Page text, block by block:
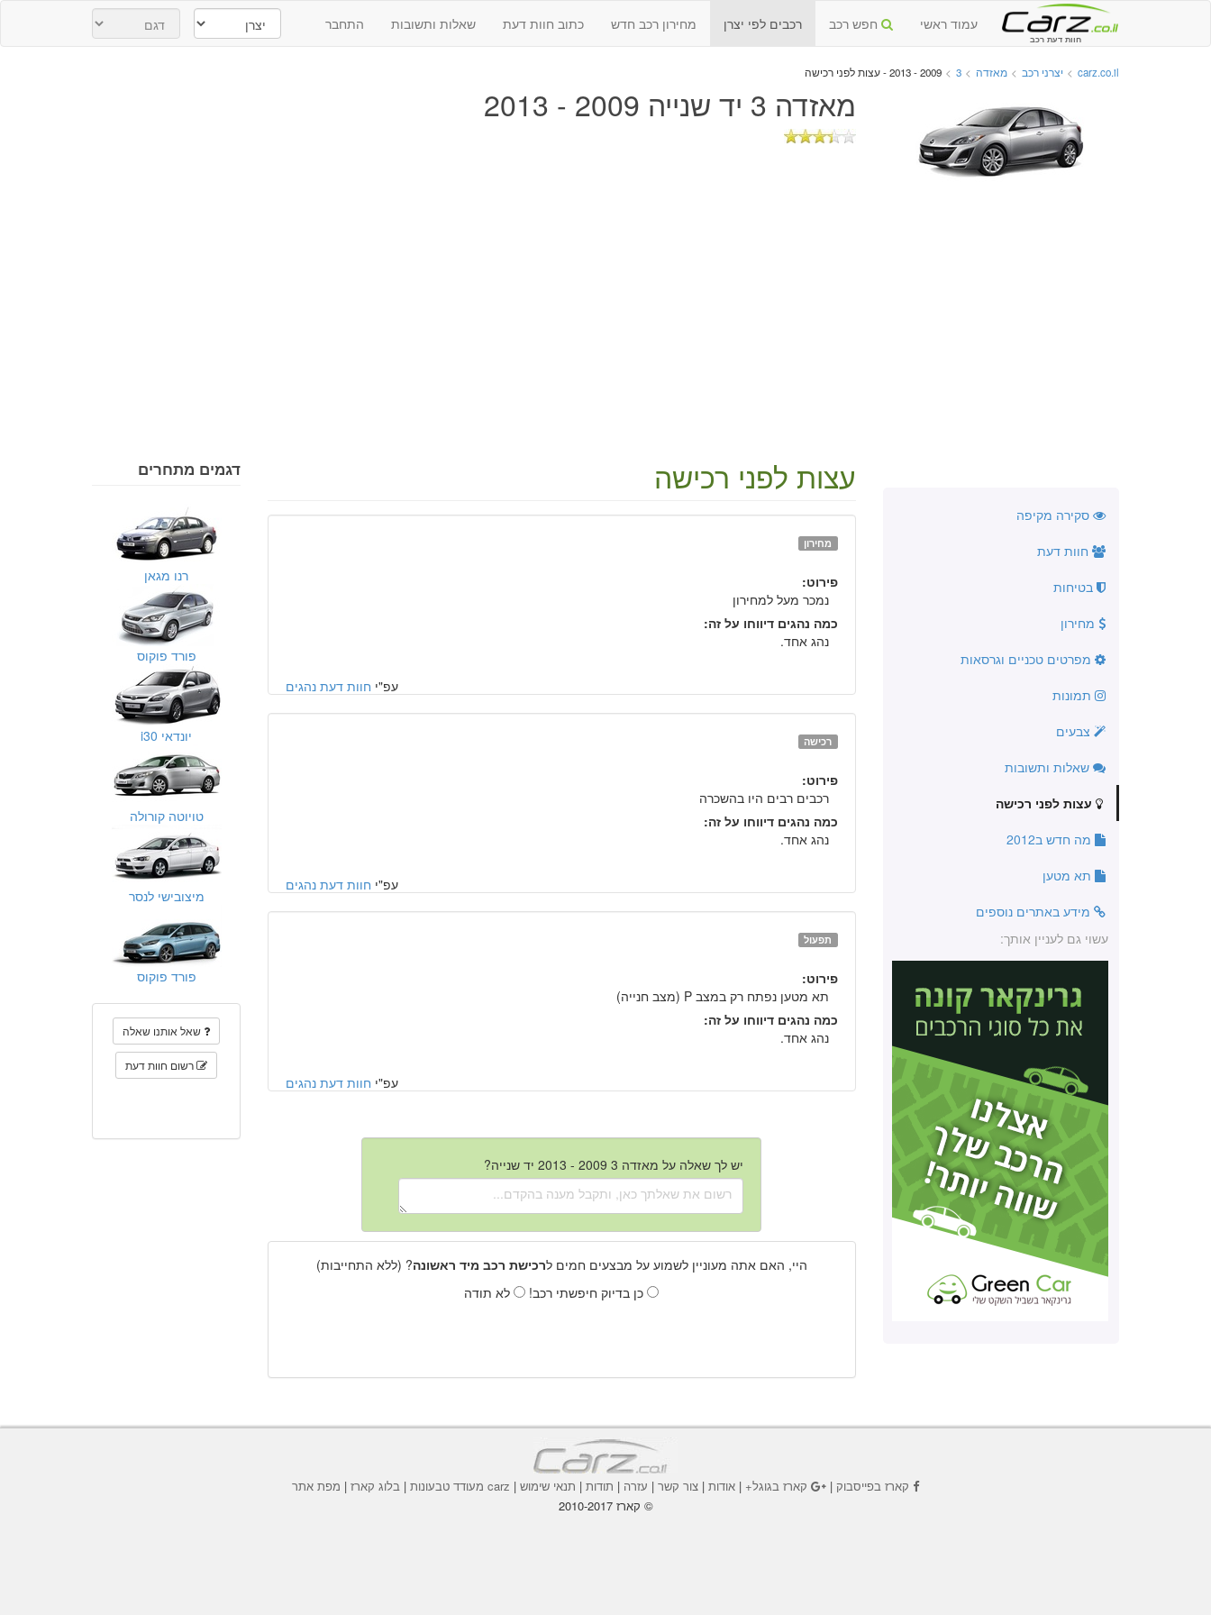
חוות דעת רכב
עמוד ראשי חפש רכב רכבים לפי יצרן מחירון רכב חדש כתוב חוות דעת שאלות ותשובות התחבר
carz.co.il
> יצרני רכב > מאזדה >
3
> 2009 - 2013 - עצות לפני רכישה
מאזדה 3 יד שנייה 2009 - 2013
סקירה מקיפה
חוות דעת
בטיחות
מחירון
מפרטים טכניים וגרסאות
תמונות
צבעים
שאלות ותשובות
עצות לפני רכישה
מה חדש ב2012
תא מטען
מידע באתרים נוספים
עשוי גם לעניין אותך:
עצות לפני רכישה
מחירון
פירוט:
נמכר מעל למחירון
כמה נהגים דיווחו על זה:
נהג אחד.
עפ"י חוות דעת נהגים
רכישה
פירוט:
רכבים רבים היו בהשכרה
כמה נהגים דיווחו על זה:
נהג אחד.
עפ"י חוות דעת נהגים
תפעול
פירוט:
תא מטען נפתח רק במצב P (מצב חנייה)
כמה נהגים דיווחו על זה:
נהג אחד.
עפ"י חוות דעת נהגים
יש לך שאלה על מאזדה 3 2009 - 2013 יד שנייה?
היי, האם אתה מעוניין לשמוע על מבצעים חמים לרכישת רכב מיד ראשונה? (ללא התחייבות)
כן בדיוק חיפשתי רכב!
לא תודה
דגמים מתחרים
רנו מגאן
פורד פוקוס
יונדאי i30
טויוטה קורולה
מיצובישי לנסר
פורד פוקוס
שאל אותנו שאלה
רשום חוות דעת
קארז בפייסבוק | קארז בגוגל+ | אודות | צור קשר | עזרה | תודות | תנאי שימוש | carz מעודד טבעונות | בלוג קארז | מפת אתר
© קארז 2010-2017